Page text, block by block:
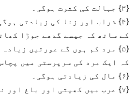
{۳} جہالت کی کثرت ہوگی۔
{۴} شراب اور زنا کی زیادتی
کے ساتھ کہ جیسے گدھے جوڑا
{۵} مرد کم ہوں گے عورتیں
کہ ایک مرد کی سرپرستی میں
{۶} مال کی زیادتی ہوگی۔
{۷} عرب میں کھیتی اور باغ اور